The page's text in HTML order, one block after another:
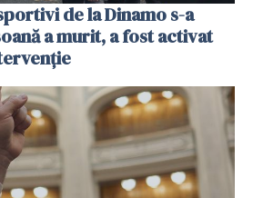
de la Dinamo s-a
a murit, a fost activat